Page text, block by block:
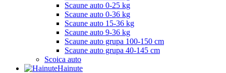
Scaune auto 0-25 kg
Scaune auto 0-36 kg
Scaune auto 15-36 kg
Scaune auto 9-36 kg
Scaune auto grupa 100-150 cm
Scaune auto grupa 40-145 cm
Scoica auto
Hainute